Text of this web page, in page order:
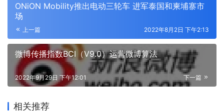
ONiON Mobility推出电动三轮车 进军泰国和柬埔寨市
场
上一篇 2022年8月2日 下午2:13
微博传播指数BCI（V9.0）运营微博算法
下一篇
2022年9月29日 下午12:01
相关推荐